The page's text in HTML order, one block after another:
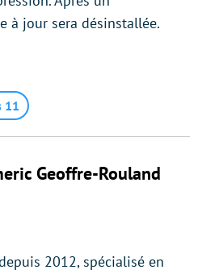
à jour sera désinstallée.
11
Geoffre-Rouland
2012, spécialisé en